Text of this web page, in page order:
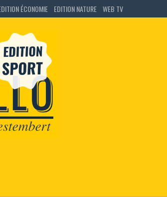
ÉCONOMIE EDITION NATURE WEB TV